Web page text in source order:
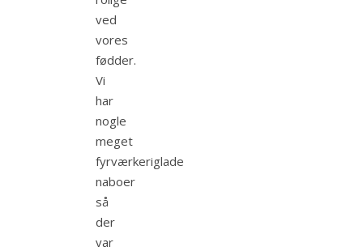
ved
vores
fødder.
Vi
har
nogle
meget
fyrværkeriglade
naboer
så
der
var